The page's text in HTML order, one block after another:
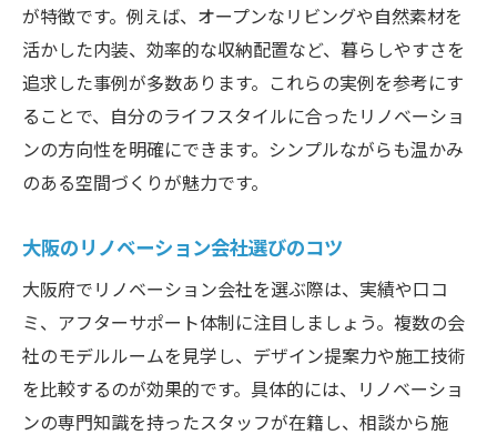
大阪で注目のリノベーション会社動向
オンラインで学ぶリノベーション最新事例
シンプルハウスのトレンドデザインをチェ
ック
モデルルームで人気のデザインアイデア紹
中古物件リノベーションの最新ポイント
大阪府のリノベーションモデルルームで快適な
住まいを発見
リノベーションで快適な暮らしを実現する
方法
おしゃれなリノベーション空間の魅力解説
が特徴です。例えば、オープンなリビングや自然素材を
活かした内装、効率的な収納配置など、暮らしやすさを
追求した事例が多数あります。これらの実例を参考にす
ることで、自分のライフスタイルに合ったリノベーショ
ンの方向性を明確にできます。シンプルながらも温かみ
のある空間づくりが魅力です。
大阪のリノベーション会社選びのコツ
大阪府でリノベーション会社を選ぶ際は、実績や口コ
ミ、アフターサポート体制に注目しましょう。複数の会
社のモデルルームを見学し、デザイン提案力や施工技術
を比較するのが効果的です。具体的には、リノベーショ
ンの専門知識を持ったスタッフが在籍し、相談から施